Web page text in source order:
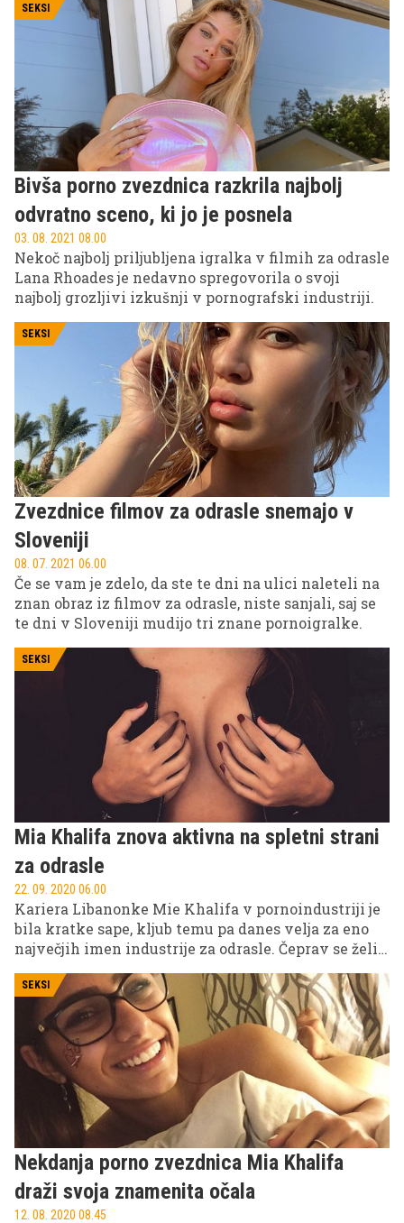
po zadnji seriji vročih fotografij označila za ikono.
SEKSI
Bivša porno zvezdnica razkrila najbolj
odvratno sceno, ki jo je posnela
03. 08. 2021 08.00
Nekoč najbolj priljubljena igralka v filmih za odrasle
Lana Rhoades je nedavno spregovorila o svoji
najbolj grozljivi izkušnji v pornografski industriji.
SEKSI
Zvezdnice filmov za odrasle snemajo v
Sloveniji
08. 07. 2021 06.00
Če se vam je zdelo, da ste te dni na ulici naleteli na
znan obraz iz filmov za odrasle, niste sanjali, saj se
te dni v Sloveniji mudijo tri znane pornoigralke.
SEKSI
Mia Khalifa znova aktivna na spletni strani
za odrasle
22. 09. 2020 06.00
Kariera Libanonke Mie Khalifa v pornoindustriji je
bila kratke sape, kljub temu pa danes velja za eno
največjih imen industrije za odrasle. Čeprav se želi
kjer je vsebina rezervirana zgolj za odrasle in ki se ji
zadnje čase pridružuje vse več zvezdniških imen.
SEKSI
Nekdanja porno zvezdnica Mia Khalifa
draži svoja znamenita očala
12. 08. 2020 08.45